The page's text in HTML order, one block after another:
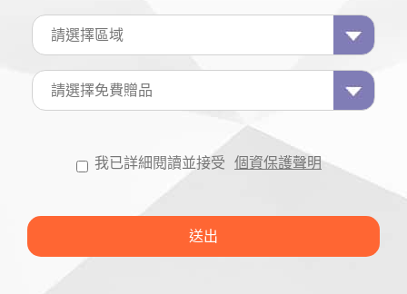
我已詳細閱讀並接受 個資保護聲明